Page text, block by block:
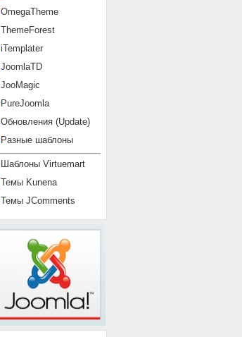
OmegaTheme
ThemeForest
iTemplater
JoomlaTD
JooMagic
PureJoomla
Обновления (Update)
Разные шаблоны
Шаблоны Virtuemart
Темы Kunena
Темы JComments